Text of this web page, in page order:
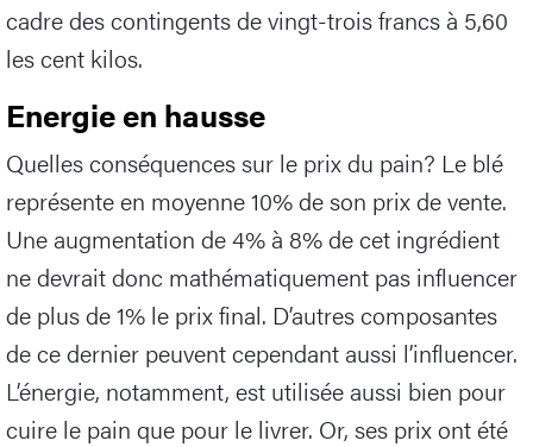
cadre des contingents de vingt-trois francs à 5,60
les cent kilos.
Energie en hausse
Quelles conséquences sur le prix du pain? Le blé
représente en moyenne 10% de son prix de vente.
Une augmentation de 4% à 8% de cet ingrédient
ne devrait donc mathématiquement pas influencer
de plus de 1% le prix final. D’autres composantes
de ce dernier peuvent cependant aussi l’influencer.
L’énergie, notamment, est utilisée aussi bien pour
cuire le pain que pour le livrer. Or, ses prix ont été